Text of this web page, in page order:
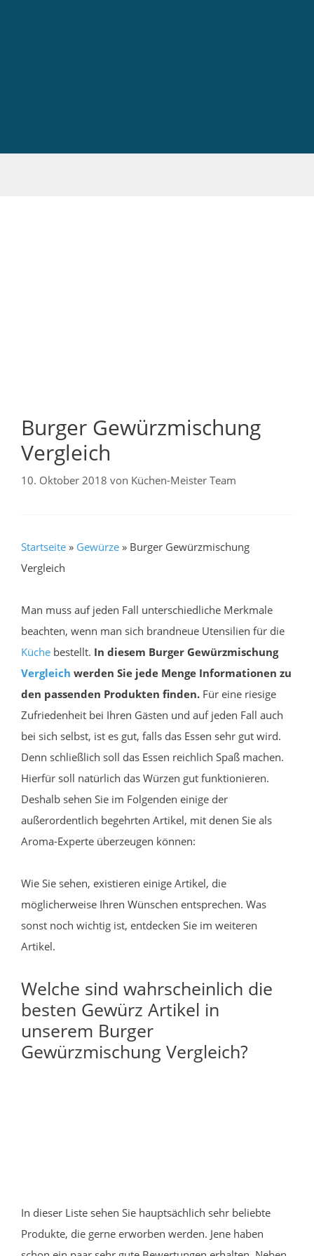
Burger Gewürzmischung
Vergleich
10. Oktober 2018 von Küchen-Meister Team
Startseite » Gewürze » Burger Gewürzmischung
Vergleich
Man muss auf jeden Fall unterschiedliche Merkmale
beachten, wenn man sich brandneue Utensilien für die
Küche bestellt. In diesem Burger Gewürzmischung
Vergleich werden Sie jede Menge Informationen zu
den passenden Produkten finden. Für eine riesige
Zufriedenheit bei Ihren Gästen und auf jeden Fall auch
bei sich selbst, ist es gut, falls das Essen sehr gut wird.
Denn schließlich soll das Essen reichlich Spaß machen.
Hierfür soll natürlich das Würzen gut funktionieren.
Deshalb sehen Sie im Folgenden einige der
außerordentlich begehrten Artikel, mit denen Sie als
Aroma-Experte überzeugen können:
Wie Sie sehen, existieren einige Artikel, die
möglicherweise Ihren Wünschen entsprechen. Was
sonst noch wichtig ist, entdecken Sie im weiteren
Artikel.
Welche sind wahrscheinlich die
besten Gewürz Artikel in
unserem Burger
Gewürzmischung Vergleich?
In dieser Liste sehen Sie hauptsächlich sehr beliebte
Produkte, die gerne erworben werden. Jene haben